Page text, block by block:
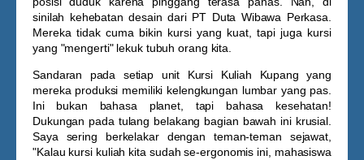
sinilah kehebatan desain dari PT Duta Wibawa Perkasa.
Mereka tidak cuma bikin kursi yang kuat, tapi juga kursi
yang "mengerti" lekuk tubuh orang kita.
Sandaran pada setiap unit Kursi Kuliah Kupang yang
mereka produksi memiliki kelengkungan lumbar yang pas.
Ini bukan bahasa planet, tapi bahasa kesehatan!
Dukungan pada tulang belakang bagian bawah ini krusial.
Saya sering berkelakar dengan teman-teman sejawat,
"Kalau kursi kuliah kita sudah se-ergonomis ini, mahasiswa